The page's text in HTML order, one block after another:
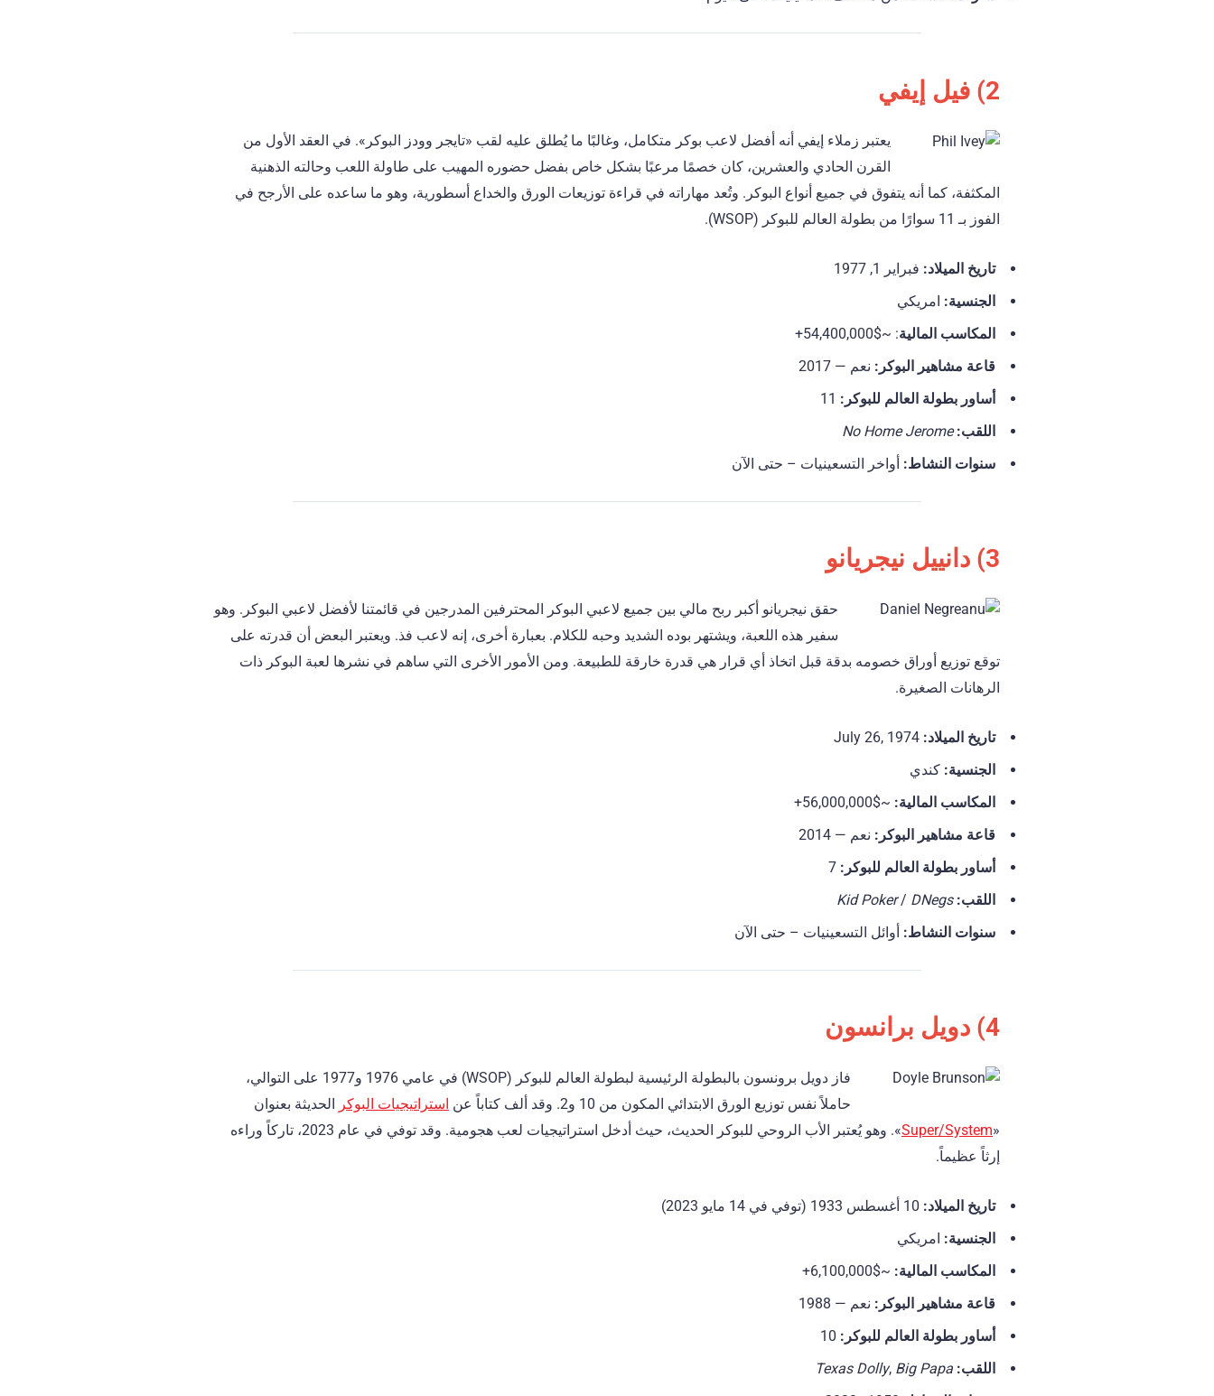
2) فيل إيفي
يعتبر زملاء إيفي أنه أفضل لاعب بوكر متكامل، وغالبًا ما يُطلق عليه لقب «تايجر وودز البوكر». في العقد الأول من
القرن الحادي والعشرين، كان خصمًا مرعبًا بشكل خاص بفضل حضوره المهيب على طاولة اللعب وحالته الذهنية
المكثفة، كما أنه يتفوق في جميع أنواع البوكر. وتُعد مهاراته في قراءة توزيعات الورق والخداع أسطورية، وهو ما ساعده على الأرجح في
الفوز بـ 11 سوارًا من بطولة العالم للبوكر (WSOP).
تاريخ الميلاد: فبراير 1, 1977
الجنسية: امريكي
المكاسب المالية: ~$54,400,000+
قاعة مشاهير البوكر: نعم — 2017
أساور بطولة العالم للبوكر :
اللقب: No Home Jerome
سنوات النشاط: أواخر التسعينيات – حتى الآن
3) دانييل نيجريانو
حقق نيجريانو أكبر ربح مالي بين جميع لاعبي البوكر المحترفين المدرجين في قائمتنا لأفضل لاعبي البوكر. وهو
سفير هذه اللعبة، ويشتهر بوده الشديد وحبه للكلام. بعبارة أخرى، إنه لاعب فذ. ويعتبر البعض أن قدرته على
توقع توزيع أوراق خصومه بدقة قبل اتخاذ أي قرار هي قدرة خارقة للطبيعة. ومن الأمور الأخرى التي ساهم في نشرها لعبة البوكر ذات
الرهانات الصغيرة.
تاريخ الميلاد:
الجنسية: كندي
المكاسب المالية:
~$56,000,000+
قاعة مشاهير البوكر: نعم — 2014
أساور بطولة العالم للبوكر :
اللقب:
Kid Poker/ DNegs
سنوات النشاط: أوائل التسعينيات – حتى الآن
4) دويل برانسون
فاز دويل برونسون بالبطولة الرئيسية لبطولة العالم للبوكر (WSOP) في عامي 1976 و1977 على التوالي،
حاملاً نفس توزيع الورق الابتدائي المكون من 10 و2. وقد ألف كتاباً عن
استراتيجيات البوكر الحديثة بعنوان
«
Super/System
». وهو يُعتبر الأب الروحي للبوكر الحديث، حيث أدخل استراتيجيات لعب هجومية. وقد توفي في عام 2023، تاركاً وراءه
إرثاً عظيماً.
تاريخ الميلاد:
الجنسية: امريكي
المكاسب المالية:
~$6,100,000+
قاعة مشاهير البوكر: نعم — 1988
أساور بطولة العالم للبوكر :
اللقب:
Texas Dolly, Big Papa